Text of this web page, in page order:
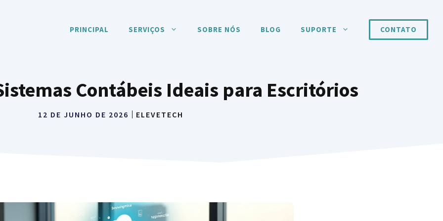
PRINCIPAL SERVIÇOS SOBRE NÓS BLOG SUPORTE CONTATO
Contábeis Ideais para Escritórios
12 DE JUNHO DE 2026 ELEVETECH